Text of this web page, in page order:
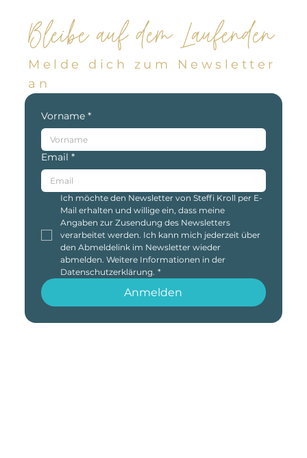
Bleibe auf dem Laufenden
Melde dich zum Newsletter
an
Vorname *
Email *
Ich möchte den Newsletter von Steffi Kroll per E-
Mail erhalten und willige ein, dass meine
Angaben zur Zusendung des Newsletters
verarbeitet werden. Ich kann mich jederzeit über
den Abmeldelink im Newsletter wieder
abmelden. Weitere Informationen in der
Datenschutzerklärung. *